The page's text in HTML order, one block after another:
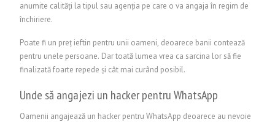
anumite calități la tipul sau agenția pe care o va angaja în regim de
închiriere.
Poate fi un preț ieftin pentru unii oameni, deoarece banii contează
pentru unele persoane. Dar toată lumea vrea ca sarcina lor să fie
finalizată foarte repede și cât mai curând posibil.
Unde să angajezi un hacker pentru WhatsApp
Oamenii angajează un hacker pentru WhatsApp deoarece au nevoie